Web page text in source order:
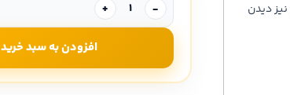
نیز دیدن
-
+
افزودن به سبد خرید